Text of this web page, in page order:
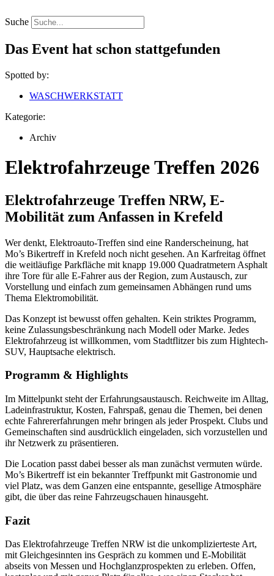
Inhalt
springen
Suche
Das Event hat schon stattgefunden
Spotted by:
WASCHWERKSTATT
Kategorie:
Archiv
Elektrofahrzeuge Treffen 2026
Elektrofahrzeuge Treffen NRW, E-
Mobilität zum Anfassen in Krefeld
Wer denkt, Elektroauto-Treffen sind eine Randerscheinung, hat
Mo’s Bikertreff in Krefeld noch nicht gesehen. An Karfreitag öffnet
die weitläufige Parkfläche mit knapp 19.000 Quadratmetern Asphalt
ihre Tore für alle E-Fahrer aus der Region, zum Austausch, zur
Vorstellung und einfach zum gemeinsamen Abhängen rund ums
Thema Elektromobilität.
Das Konzept ist bewusst offen gehalten. Kein striktes Programm,
keine Zulassungsbeschränkung nach Modell oder Marke. Jedes
Elektrofahrzeug ist willkommen, vom Stadtflitzer bis zum Hightech-
SUV, Hauptsache elektrisch.
Programm & Highlights
Im Mittelpunkt steht der Erfahrungsaustausch. Reichweite im Alltag,
Ladeinfrastruktur, Kosten, Fahrspaß, genau die Themen, bei denen
echte Fahrererfahrungen mehr bringen als jeder Prospekt. Clubs und
Gemeinschaften sind ausdrücklich eingeladen, sich vorzustellen und
ihr Netzwerk zu präsentieren.
Die Location passt dabei besser als man zunächst vermuten würde.
Mo’s Bikertreff ist ein bekannter Treffpunkt mit Gastronomie und
viel Platz, was dem Ganzen eine entspannte, gesellige Atmosphäre
gibt, die über das reine Fahrzeugschauen hinausgeht.
Fazit
Das Elektrofahrzeuge Treffen NRW ist die unkomplizierteste Art,
mit Gleichgesinnten ins Gespräch zu kommen und E-Mobilität
abseits von Messen und Hochglanzprospekten zu erleben. Offen,